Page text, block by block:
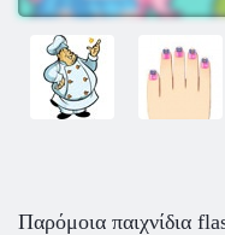
Παρόμοια παιχνίδια